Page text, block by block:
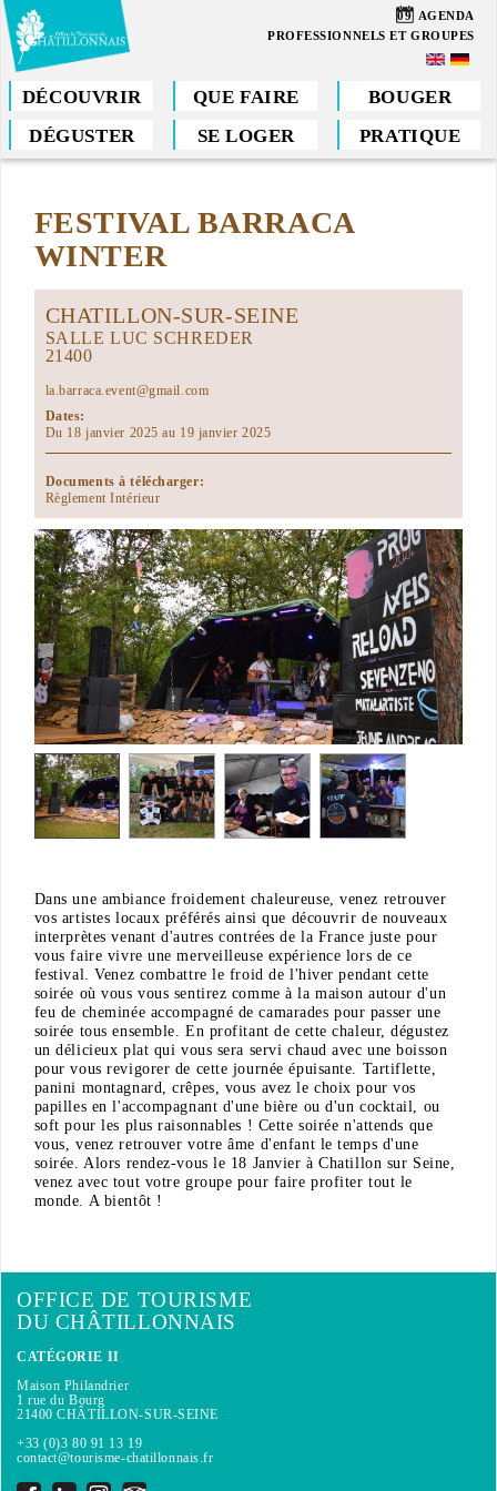
Aller
au
contenu
principal
09 AGENDA
PROFESSIONNELS ET GROUPES
DÉCOUVRIR QUE FAIRE
BOUGER
DÉGUSTER
SE LOGER PRATIQUE
Vous
FESTIVAL BARRACA
WINTER
CHATILLON-SUR-SEINE
SALLE LUC SCHREDER
21400
la.barraca.event@gmail.com
Dates:
Du 18 janvier 2025 au 19 janvier 2025
Documents à télécharger:
Règlement Intérieur
Dans une ambiance froidement chaleureuse, venez retrouver
vos artistes locaux préférés ainsi que découvrir de nouveaux
interprètes venant d'autres contrées de la France juste pour
vous faire vivre une merveilleuse expérience lors de ce
festival. Venez combattre le froid de l'hiver pendant cette
soirée où vous vous sentirez comme à la maison autour d'un
feu de cheminée accompagné de camarades pour passer une
soirée tous ensemble. En profitant de cette chaleur, dégustez
un délicieux plat qui vous sera servi chaud avec une boisson
pour vous revigorer de cette journée épuisante. Tartiflette,
panini montagnard, crêpes, vous avez le choix pour vos
papilles en l'accompagnant d'une bière ou d'un cocktail, ou
soft pour les plus raisonnables ! Cette soirée n'attends que
vous, venez retrouver votre âme d'enfant le temps d'une
soirée. Alors rendez-vous le 18 Janvier à Chatillon sur Seine,
venez avec tout votre groupe pour faire profiter tout le
monde. A bientôt !
OFFICE DE TOURISME
DU CHÂTILLONNAIS
CATÉGORIE II
Maison Philandrier
1 rue du Bourg
21400 CHÂTILLON-SUR-SEINE
+33 (0)3 80 91 13 19
contact@tourisme-chatillonnais.fr